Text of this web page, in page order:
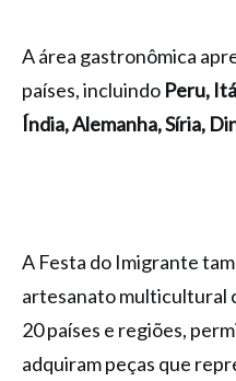
A área gastronômica
países, incluindo Peru,
Índia, Alemanha, Síria,
A Festa do Imigrante
artesanato multicultural
20 países e regiões,
adquiram peças que